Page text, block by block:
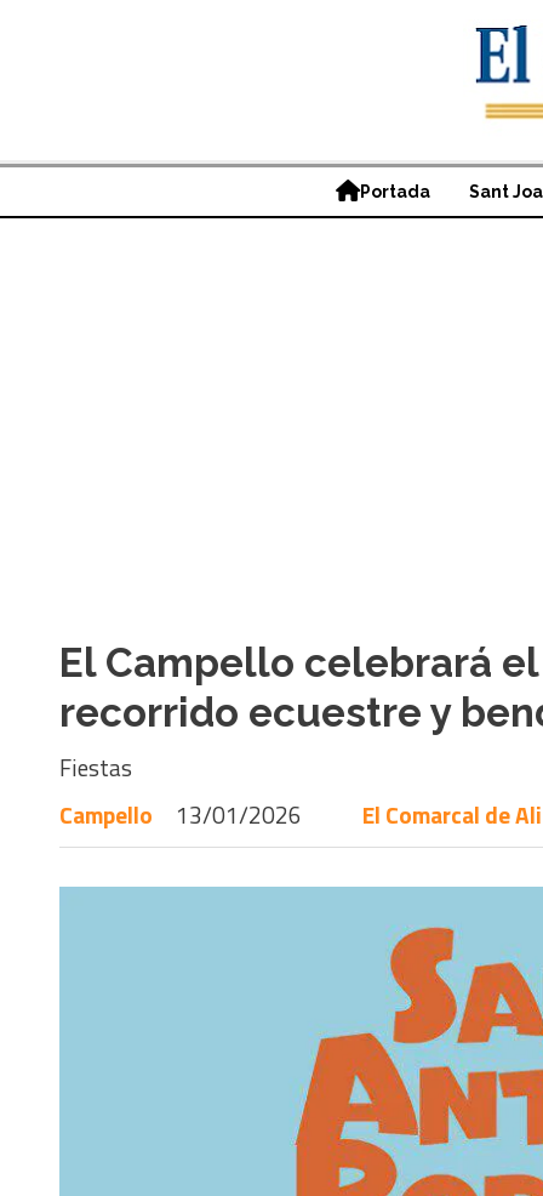
Portada Sant
El Campello celebrará
recorrido ecuestre y
Fiestas
Campello
13/01/2026 El Comarcal de